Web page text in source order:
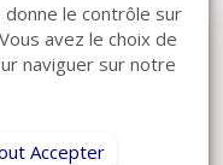
modèles suivants :
le contrôle sur
avez le choix de
naviguer sur notre
Accepter